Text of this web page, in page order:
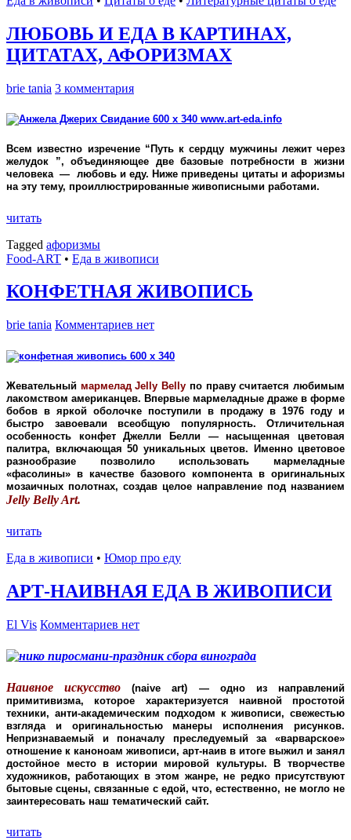
ЛЮБОВЬ И ЕДА В КАРТИНАХ,
ЦИТАТАХ, АФОРИЗМАХ
brie tania 3 комментария
Всем известно изречение “Путь к сердцу мужчины лежит через
желудок ”, объединяющее две базовые потребности в жизни
человека — любовь и еду. Ниже приведены цитаты и афоризмы
на эту тему, проиллюстрированные живописными работами.
читать
Tagged афоризмы
Food-ART • Еда в живописи
КОНФЕТНАЯ ЖИВОПИСЬ
brie tania Комментариев нет
Жевательный мармелад Jelly Belly по праву считается любимым
лакомством американцев. Впервые мармеладные драже в форме
бобов в яркой оболочке поступили в продажу в 1976 году и
быстро завоевали всеобщую популярность. Отличительная
особенность конфетДжелли Белли — насыщенная цветовая
палитра, включающая 50 уникальных цветов. Именно цветовое
разнообразие позволило использовать мармеладные
«фасолины» в качестве базового компонента в оригинальных
мозаичных полотнах, создав целое направление под названием
Jelly Belly Art.
читать
Еда в живописи • Юмор про еду
АРТ-НАИВНАЯ ЕДА В ЖИВОПИСИ
El Vis Комментариев нет
Наивное искусство (naive art) — одно из направлений
примитивизма, которое характеризуется наивной простотой
техники, анти-академическим подходом к живописи, свежестью
взгляда и оригинальностью манеры исполнения рисунков.
Непризнаваемый и поначалу преследуемый за «варварское»
отношение к каноноам живописи, арт-наив в итоге выжил и занял
достойное место в истории мировой культуры. В творчестве
художников, работающих в этом жанре, не редко присутствуют
бытовые сцены, связанные с едой, что, естественно, не могло не
заинтересовать наш тематический сайт.
читать